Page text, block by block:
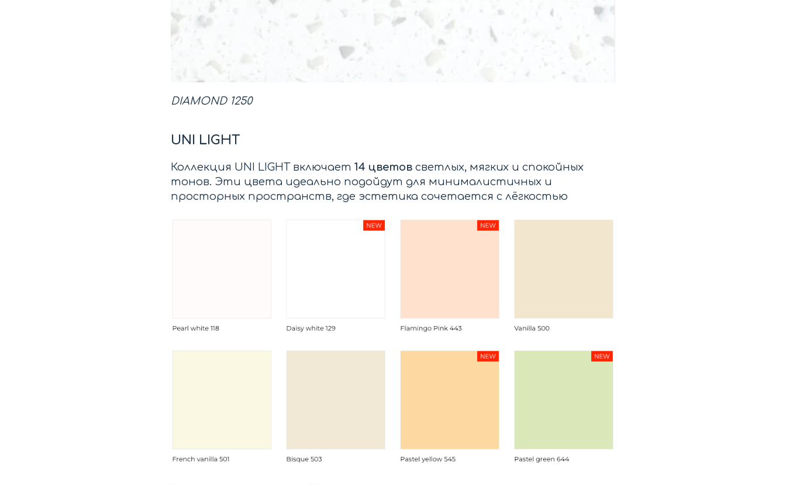
DIAMOND 1250
UNI LIGHT
Коллекция UNI LIGHT включает 14 цветов светлых, мягких и спокойных
тонов. Эти цвета идеально подойдут для минималистичных и
просторных пространств, где эстетика сочетается с лёгкостью